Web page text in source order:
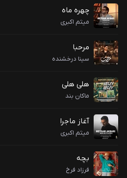
چهره ماه
میثم اکبری
مرحبا
سینا درخشنده
هلی هلی
ماکان بند
آغاز ماجرا
میثم اکبری
بچه
فرزاد فرخ